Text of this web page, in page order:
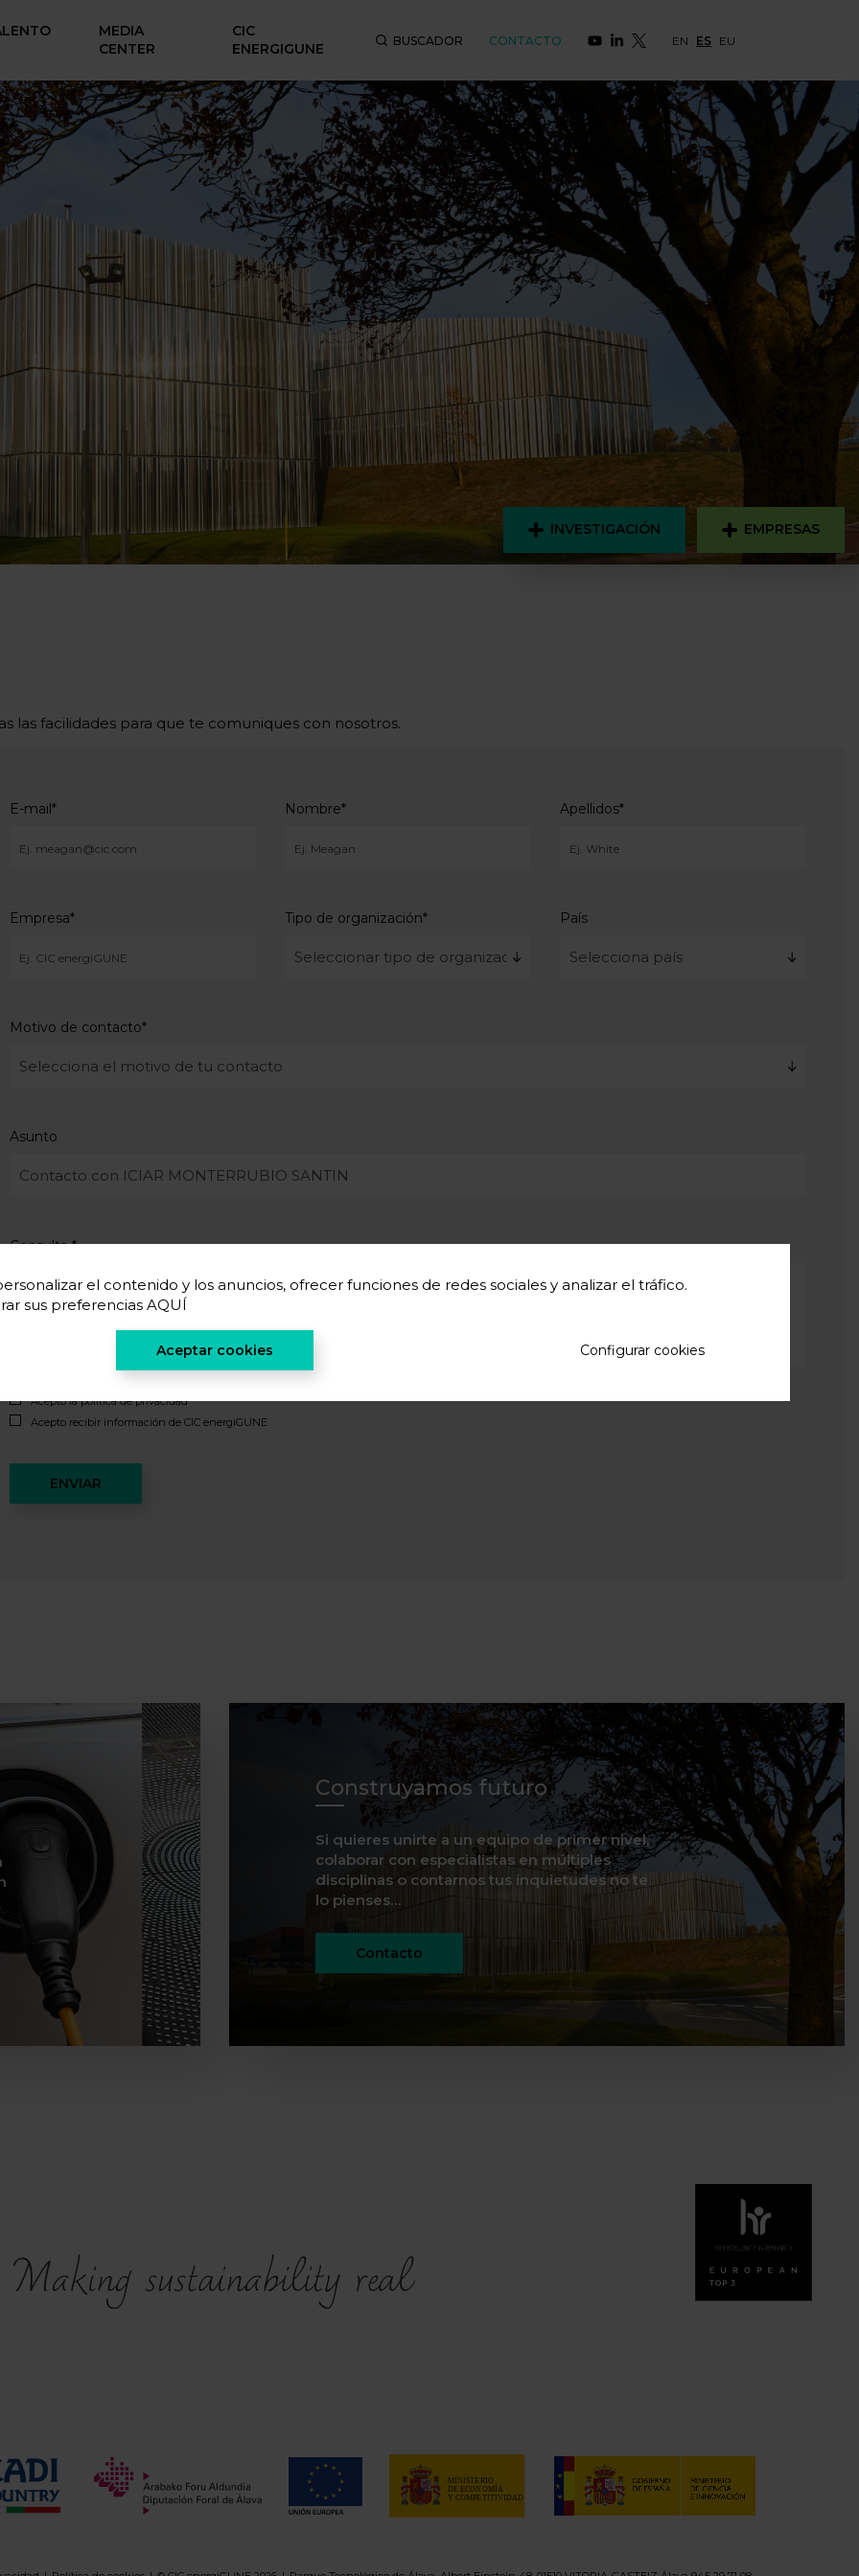
MEDIA
CENTER
CIC
ENERGIGUNE
BUSCADOR CONTACTO EN ES EU
INVESTIGACIÓN EMPRESAS
las facilidades para que te comuniques con nosotros.
E-mail* Nombre* Apellidos*
Empresa* Tipo de organización* País
Motivo de contacto*
Asunto
Consulta*
Acepto lapolítica de privacidad *
Acepto recibir información de CIC energiGUNE
ENVIAR
Construyamos futuro
Si quieres unirte a un equipo de primer nivel,
colaborar con especialistas en múltiples
disciplinas o contarnos tus inquietudes no te
lo pienses…
Contacto
el contenido y los anuncios, ofrecer funciones de redes sociales y analizar el tráfico.
sus preferencias AQUÍ
Aceptar cookies Configurar cookies